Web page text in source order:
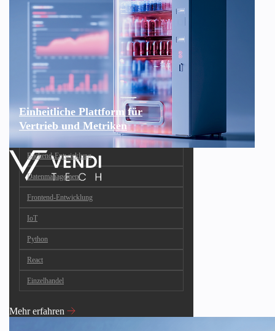
Einheitliche Plattform für
Vertrieb und Metriken
Backend-Entwicklung
Datenmanagement
Frontend-Entwicklung
IoT
Python
React
Einzelhandel
Mehr erfahren